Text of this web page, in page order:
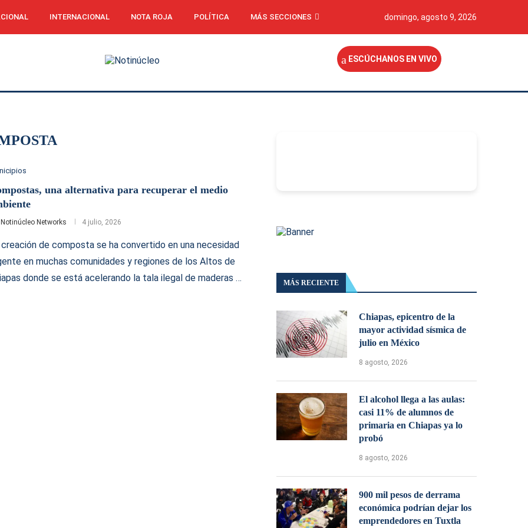
INTERNACIONAL NOTA ROJA POLÍTICA MÁS SECCIONES domingo, agosto 9, 2026
ESCÚCHANOS EN VIVO
una alternativa para recuperar el medio
Notinúcleo Networks 4 julio, 2026
de composta se ha convertido en una necesidad
en muchas comunidades y regiones de los Altos de
donde se está acelerando la tala ilegal de maderas …
MÁS RECIENTE
Chiapas, epicentro de la
mayor actividad sísmica de
julio en México
8 agosto, 2026
El alcohol llega a las aulas:
casi 11% de alumnos de
primaria en Chiapas ya lo
probó
8 agosto, 2026
900 mil pesos de derrama
económica podrían dejar los
emprendedores en Tuxtla